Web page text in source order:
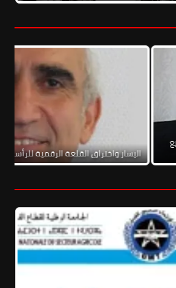
اليسار
ثالوث الاستسلام والتطبيع